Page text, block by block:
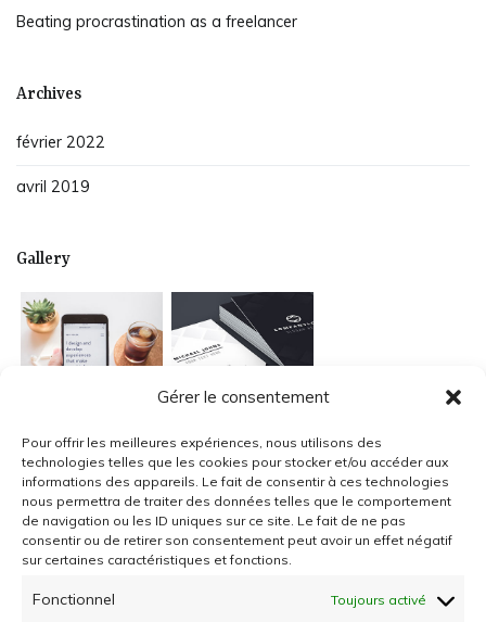
Gérer le consentement
Pour offrir les meilleures expériences, nous utilisons des
technologies telles que les cookies pour stocker et/ou accéder aux
informations des appareils. Le fait de consentir à ces technologies
nous permettra de traiter des données telles que le comportement
de navigation ou les ID uniques sur ce site. Le fait de ne pas
consentir ou de retirer son consentement peut avoir un effet négatif
sur certaines caractéristiques et fonctions.
Fonctionnel Toujours activé
Beating procrastination as a freelancer
Archives
février 2022
avril 2019
Gallery